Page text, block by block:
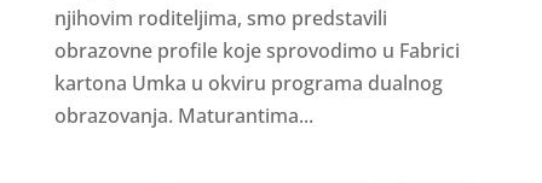
njihovim roditeljima, smo predstavili
obrazovne profile koje sprovodimo u Fabrici
kartona Umka u okviru programa dualnog
obrazovanja. Maturantima...